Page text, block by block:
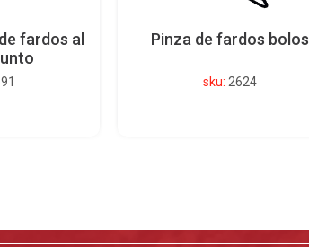
fardos al
Pinza de fardos bolos
sku: 2624